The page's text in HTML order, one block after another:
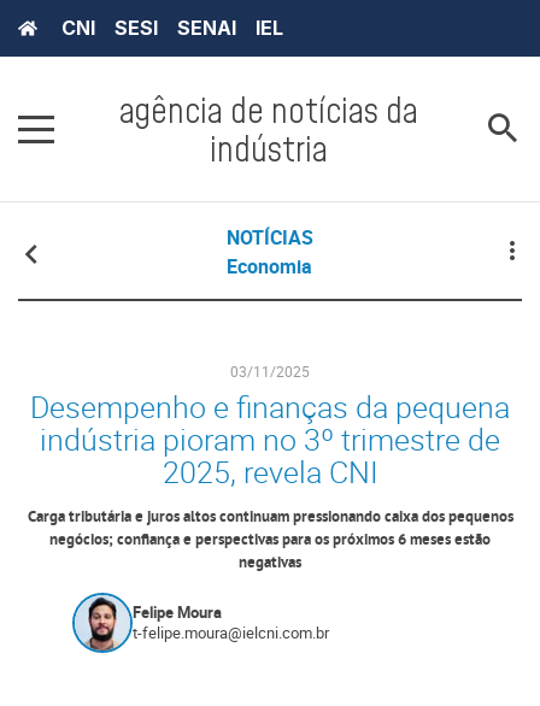
CNI SESI SENAI IEL
agência de notícias da
indústria
NOTÍCIAS
Economia
03/11/2025
Desempenho e finanças da pequena
indústria pioram no 3º trimestre de
2025, revela CNI
Carga tributária e juros altos continuam pressionando caixa dos pequenos
negócios; confiança e perspectivas para os próximos 6 meses estão
negativas
Felipe Moura
t-felipe.moura@ielcni.com.br